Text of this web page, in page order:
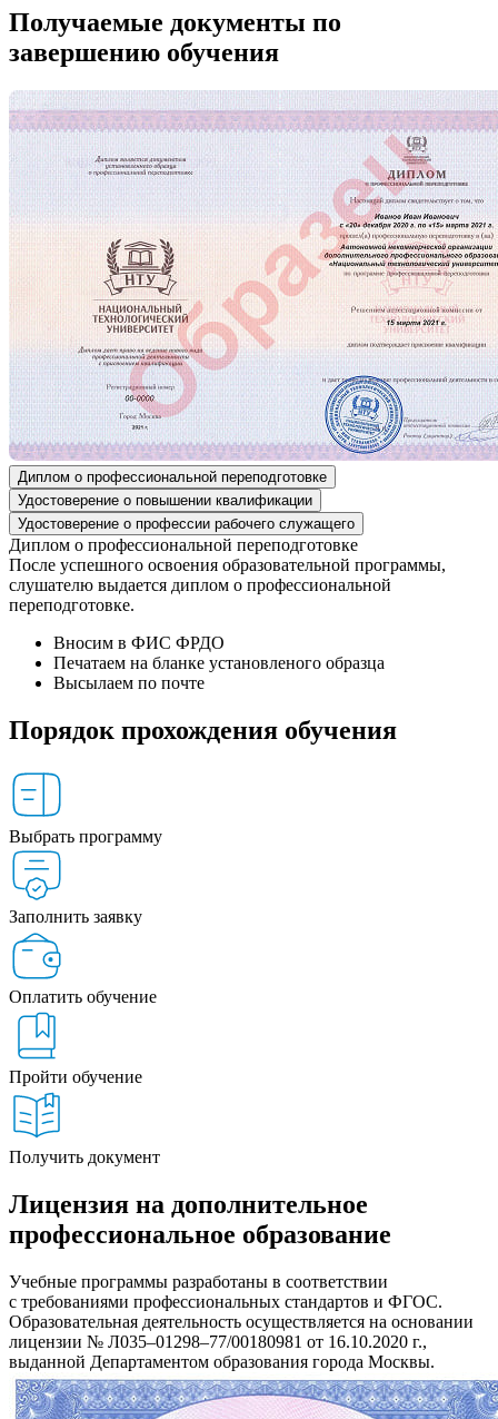
Получаемые документы по
завершению обучения
Диплом о профессиональной переподготовке
Удостоверение о повышении квалификации
Удостоверение о профессии рабочего служащего
Диплом о профессиональной переподготовке
После успешного освоения образовательной программы,
слушателю выдается диплом о профессиональной
переподготовке.
Вносим в ФИС ФРДО
Печатаем на бланке установленого образца
Высылаем по почте
Порядок прохождения обучения
Выбрать программу
Заполнить заявку
Оплатить обучение
Пройти обучение
Получить документ
Лицензия на дополнительное
профессиональное образование
Учебные программы разработаны в соответствии
с требованиями профессиональных стандартов и ФГОС.
Образовательная деятельность осуществляется на основании
лицензии № Л035–01298–77/00180981 от 16.10.2020 г.,
выданной Департаментом образования города Москвы.